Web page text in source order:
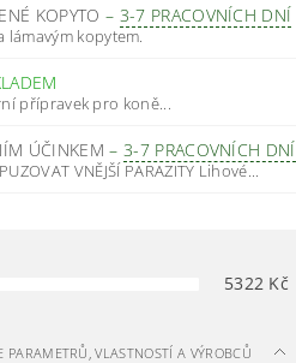
KOPYTO – 3-7 PRACOVNÍCH DNÍ
kopytem.
přípravek pro koně...
ÚČINKEM– 3-7 PRACOVNÍCH DNÍ
VNĚJŠÍ PARAZITY Lihové...
5322 Kč
PARAMETRŮ, VLASTNOSTÍ A VÝROBCŮ